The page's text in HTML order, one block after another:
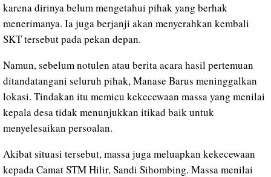
karena dirinya belum mengetahui pihak yang berhak
menerimanya. Ia juga berjanji akan menyerahkan kembali
SKT tersebut pada pekan depan.
Namun, sebelum notulen atau berita acara hasil pertemuan
ditandatangani seluruh pihak, Manase Barus meninggalkan
lokasi. Tindakan itu memicu kekecewaan massa yang menilai
kepala desa tidak menunjukkan itikad baik untuk
menyelesaikan persoalan.
Akibat situasi tersebut, massa juga meluapkan kekecewaan
kepada Camat STM Hilir, Sandi Sihombing. Massa menilai